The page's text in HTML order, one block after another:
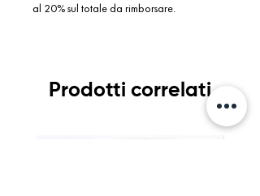
al 20% sul totale da rimborsare.
Prodotti correlati